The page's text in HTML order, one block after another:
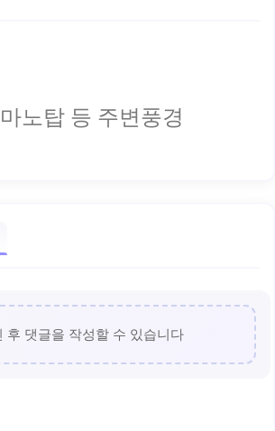
노탑 등 주변풍경
후 댓글을 작성할 수 있습니다